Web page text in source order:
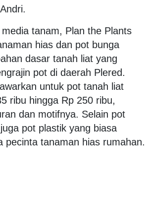
tanam, Plan the Plants
hias dan pot bunga
dasar tanah liat yang
pot di daerah Plered.
untuk pot tanah liat
ribu hingga Rp 250 ribu,
dan motifnya. Selain pot
pot plastik yang biasa
pecinta tanaman hias rumahan.